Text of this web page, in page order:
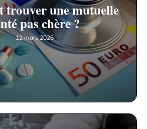
trouver une mutuelle
pas chère ?
12 mars 2026